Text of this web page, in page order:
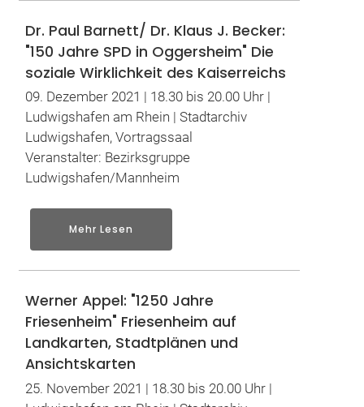
Dr. Paul Barnett/ Dr. Klaus J. Becker:
"150 Jahre SPD in Oggersheim" Die
soziale Wirklichkeit des Kaiserreichs
09. Dezember 2021 | 18.30 bis 20.00 Uhr |
Ludwigshafen am Rhein | Stadtarchiv
Ludwigshafen, Vortragssaal
Veranstalter: Bezirksgruppe
Ludwigshafen/Mannheim
Mehr Lesen
Werner Appel: "1250 Jahre
Friesenheim" Friesenheim auf
Landkarten, Stadtplänen und
Ansichtskarten
25. November 2021 | 18.30 bis 20.00 Uhr |